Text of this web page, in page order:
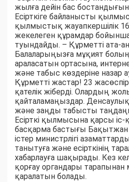
жылға дейін бас
Есірткіге байланысты
қылмыстық жауапкершілік
жекелеген құрамдар
туындайды. – Құрметті ата-
Балаларыңызға мұқият
араласатын ортасына,
және табыс көздеріне назар
Құрметті жастар! 23
қателік жіберді. Олардың
қайталамаңыздар.
және заңды табысты
Есірткі қылмысына қарсы іс-
басқарма бастығы Бақытжан
істер министрлігі
танытуға және есірткінің
хабарлауға шақырады. Кез
қорғау органдары тарапынан
қаралатын болады.